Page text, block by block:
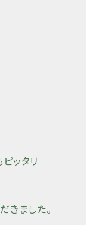
ッタリ
きました。